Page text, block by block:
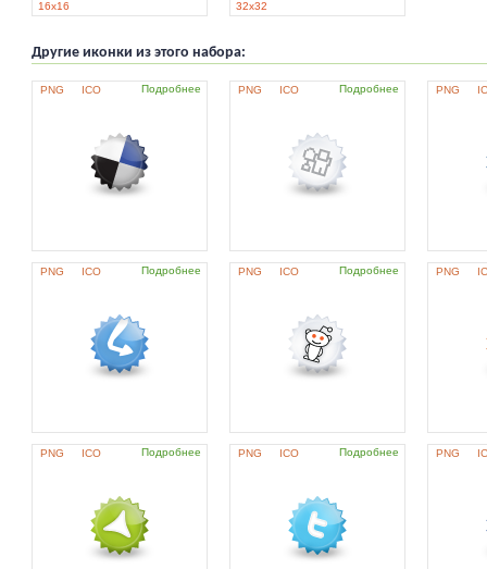
16x16 32x32
Другие иконки из этого набора:
PNG ICO Подробнее PNG ICO Подробнее PNG
PNG ICO Подробнее PNG ICO Подробнее PNG
PNG ICO Подробнее PNG ICO Подробнее PNG